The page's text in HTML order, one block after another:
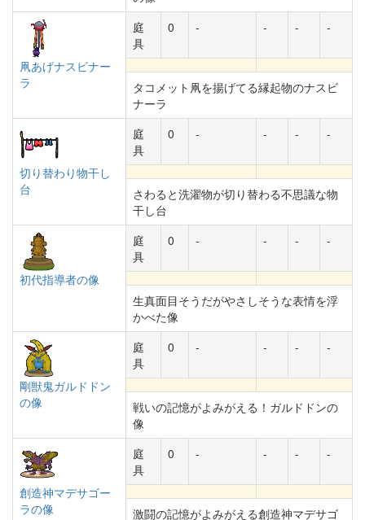
凧あげナスビナー
ラ
庭
具
0 - - - -
タコメット凧を揚げてる縁起物のナスビ
ナーラ
切り替わり物干し
台
庭
具
0 - - - -
さわると洗濯物が切り替わる不思議な物
干し台
初代指導者の像
庭
具
0 - - - -
生真面目そうだがやさしそうな表情を浮
かべた像
剛獣鬼ガルドドン
の像
庭
具
0 - - - -
戦いの記憶がよみがえる！ガルドドンの
像
創造神マデサゴー
ラの像
庭
具
0 - - - -
激闘の記憶がよみがえる創造神マデサゴ